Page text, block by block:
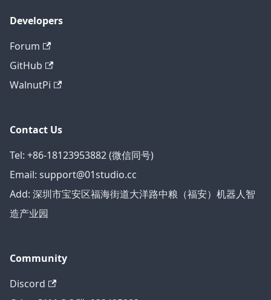
Developers
Forum
GitHub
WalnutPi
Contact Us
Tel: +86-18123953882 (微信同号)
Email: support@01studio.cc
Add: 深圳市宝安区福海街道大洋路中粮（福安）机器人智
造产业园
Community
Discord